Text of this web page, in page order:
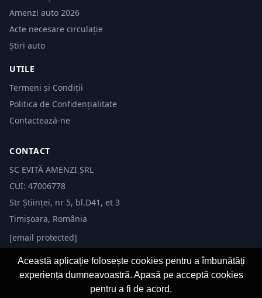
Amenzi auto 2026
Acte necesare circulație
Știri auto
UTILE
Termeni și Condiții
Politica de Confidențialitate
Contactează-ne
CONTACT
SC EVITĂ AMENZI SRL
CUI: 47006778
Str Științei, nr 5, bl.D41, et 3
Timișoara, România
[email protected]
Această aplicație folosește cookies pentru a îmbunătăți
experiența dumneavoastră. Apasă pe acceptă cookies
pentru a fi de acord.